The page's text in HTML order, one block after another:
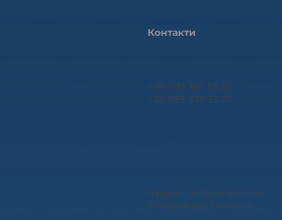
Контакти
+38 093 381 22 22
+38 093 377 33 77
nauport.air@gmail.com
info@nauport.com.ua